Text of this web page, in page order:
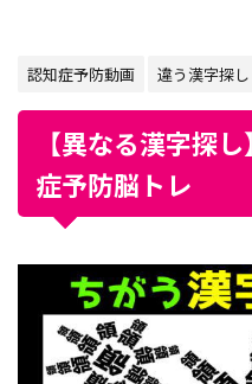
認知症予防動画 違う漢字探し
【異なる漢字探
症予防脳トレ